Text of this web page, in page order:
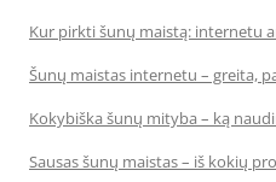
Kur pirkti šunų maistą: internetu
Šunų maistas internetu – greita,
Kokybiška šunų mityba – ką
Sausas šunų maistas – iš kokių